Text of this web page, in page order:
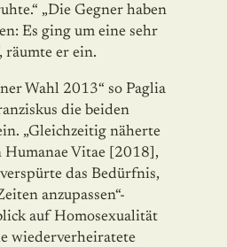
„Die Gegner haben
Es ging um eine sehr
räumte er ein.
Wahl 2013“ so Paglia
die beiden
„Gleichzeitig näherte
Humanae Vitae [2018],
das Bedürfnis,
anzu­passen“-
auf Homosexualität
wieder­ver­hei­ratete